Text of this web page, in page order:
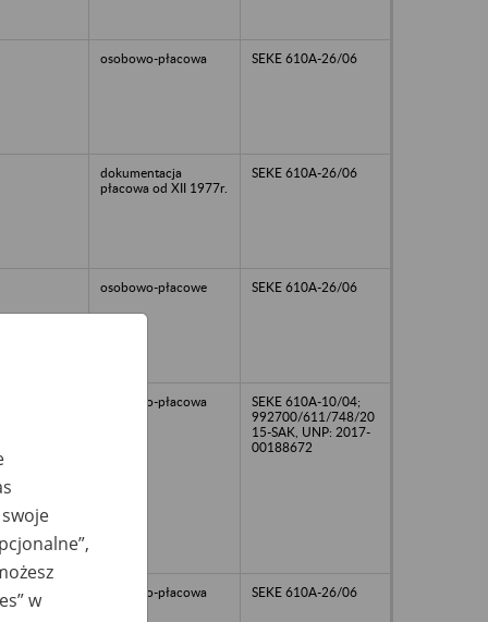
osobowo-płacowa SEKE 610A-26/06
dokumentacja
płacowa od XII 1977r.
SEKE 610A-26/06
osobowo-płacowe SEKE 610A-26/06
osobowo-płacowa
SEKE 610A-10/04;
992700/611/748/20
15-SAK, UNP: 2017-
00188672
osobowo-płacowa SEKE 610A-26/06
w